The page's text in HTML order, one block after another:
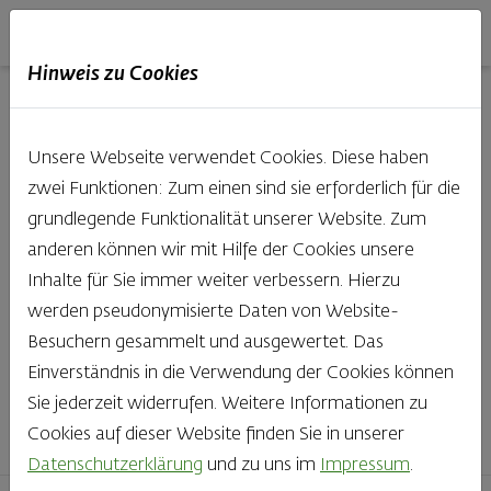
Backstube entdecken
Was gibt es Schöneres, als bei Brot & Gebäck die Qual
der Wahl zu haben? Noch dazu, wenn so großer Wert
auf den kleinen, feinen Unterschied gelegt wird, wie bei
Haubis. Beste Zutaten und Handwerk, das seinen
Namen auch verdient – das schmeckt man einfach!
Finden Sie Ihr Lieblingsprodukt
Hinweis zu Cookies
Unsere Webseite verwendet Cookies. Diese haben
zwei Funktionen: Zum einen sind sie erforderlich für die
grundlegende Funktionalität unserer Website. Zum
anderen können wir mit Hilfe der Cookies unsere
Inhalte für Sie immer weiter verbessern. Hierzu
werden pseudonymisierte Daten von Website-
Besuchern gesammelt und ausgewertet. Das
Einverständnis in die Verwendung der Cookies können
Sie jederzeit widerrufen. Weitere Informationen zu
Cookies auf dieser Website finden Sie in unserer
Datenschutzerklärung und zu uns im Impressum.